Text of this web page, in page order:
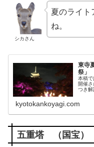
シカさん
夏のライト
ね。
東寺
祭」
本稿
開催
つき解
kyotokankoyagi.com
五重塔 （国宝）